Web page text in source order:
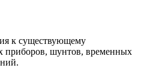
к существующему
приборов, шунтов, временных